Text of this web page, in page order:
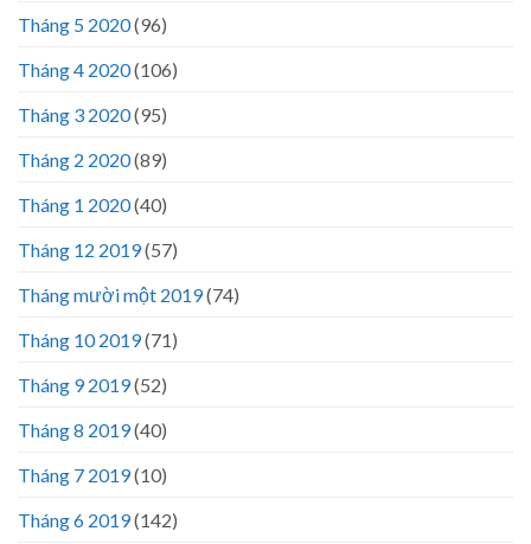
Tháng 5 2020(96)
Tháng 4 2020(106)
Tháng 3 2020(95)
Tháng 2 2020(89)
Tháng 1 2020(40)
Tháng 12 2019(57)
Tháng mười một 2019(74)
Tháng 10 2019(71)
Tháng 9 2019(52)
Tháng 8 2019(40)
Tháng 7 2019(10)
Tháng 6 2019(142)